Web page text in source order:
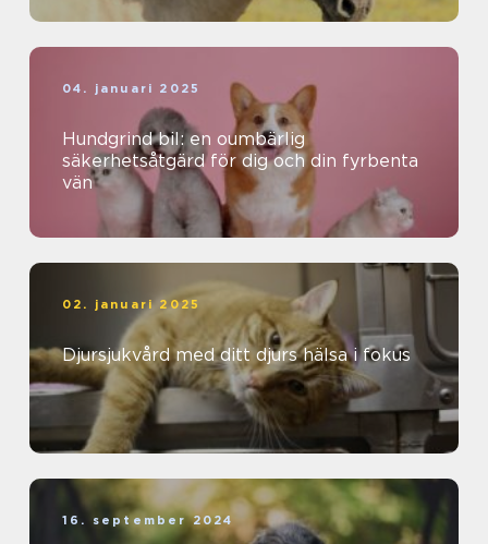
04. januari 2025
Hundgrind bil: en oumbärlig
säkerhetsåtgärd för dig och din fyrbenta
vän
02. januari 2025
Djursjukvård med ditt djurs hälsa i fokus
16. september 2024